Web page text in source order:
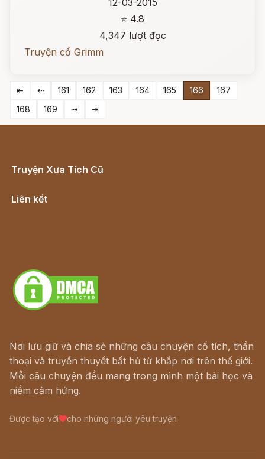
12-03-2015
⭐ 4.8
4,347 lượt đọc
Truyện cổ Grimm
⇤ ⇠ 161 162 163 164 165 166
167
168
169 ⇢ ⇥
Truyện Xưa Tích Cũ
Liên kết
Nơi lưu giữ và chia sẻ những câu chuyện cổ tích, thần
thoại và truyền thuyết bất hủ từ khắp nơi trên thế giới.
Mỗi câu chuyện đều mang trong mình một bài học và
niềm cảm hứng.
Được tạo với cho những người yêu truyện